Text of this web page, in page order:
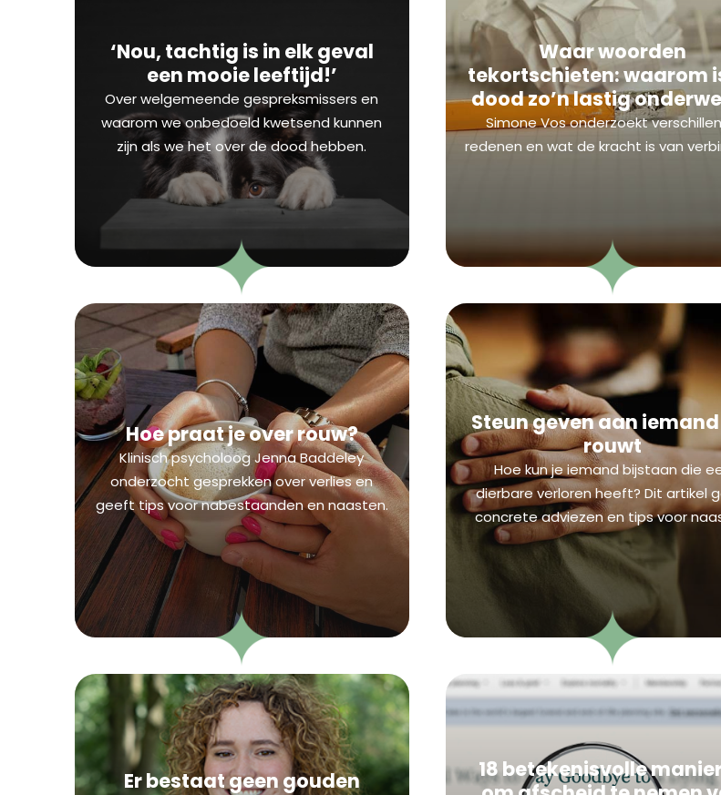
‘Nou, tachtig is in elk geval
een mooie leeftijd!’
Over welgemeende gespreksmissers en
waarom we onbedoeld kwetsend kunnen
zijn als we het over de dood hebben.
Waar woorden
tekortschieten: waarom
dood zo’n lastig
Simone Vos onderzoekt
redenen en wat de kracht is van
Hoe praat je over rouw?
Klinisch psycholoog Jenna Baddeley
onderzocht gesprekken over verlies en
geeft tips voor nabestaanden en naasten.
Steun geven aan
rouwt
Hoe kun je iemand bijstaan die
dierbare verloren heeft? Dit artikel
concrete adviezen en tips voor
Er bestaat geen gouden
18 betekenisvolle